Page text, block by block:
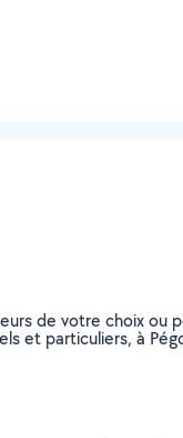
de votre choix
et particuliers, à